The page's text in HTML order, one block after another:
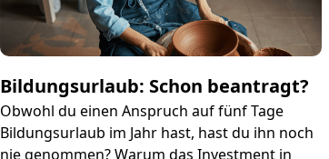
Bildungsurlaub: Schon beantragt?
Obwohl du einen Anspruch auf fünf Tage
Bildungsurlaub im Jahr hast, hast du ihn noch
nie genommen? Warum das Investment in